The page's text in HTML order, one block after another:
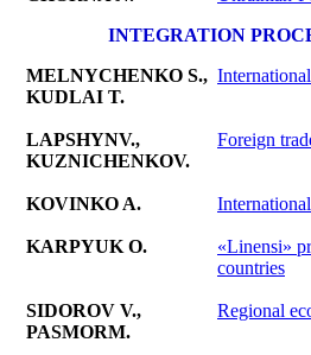
INTEGRATION
MELNYCHENKO S.,
KUDLAI T.
LAPSHYNV.,
KUZNICHENKOV.
Foreign
KOVINKO A.
KARPYUK O.
«Linensi»
countries
SIDOROV V.,
PASMORM.
Regional